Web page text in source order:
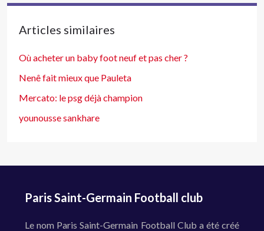
Articles similaires
Où acheter un baby foot neuf et pas cher ?
Nenê fait mieux que Pauleta
Mercato: le psg déjà champion
younousse sankhare
Paris Saint-Germain Football club
Le nom Paris Saint-Germain Football Club a été créé